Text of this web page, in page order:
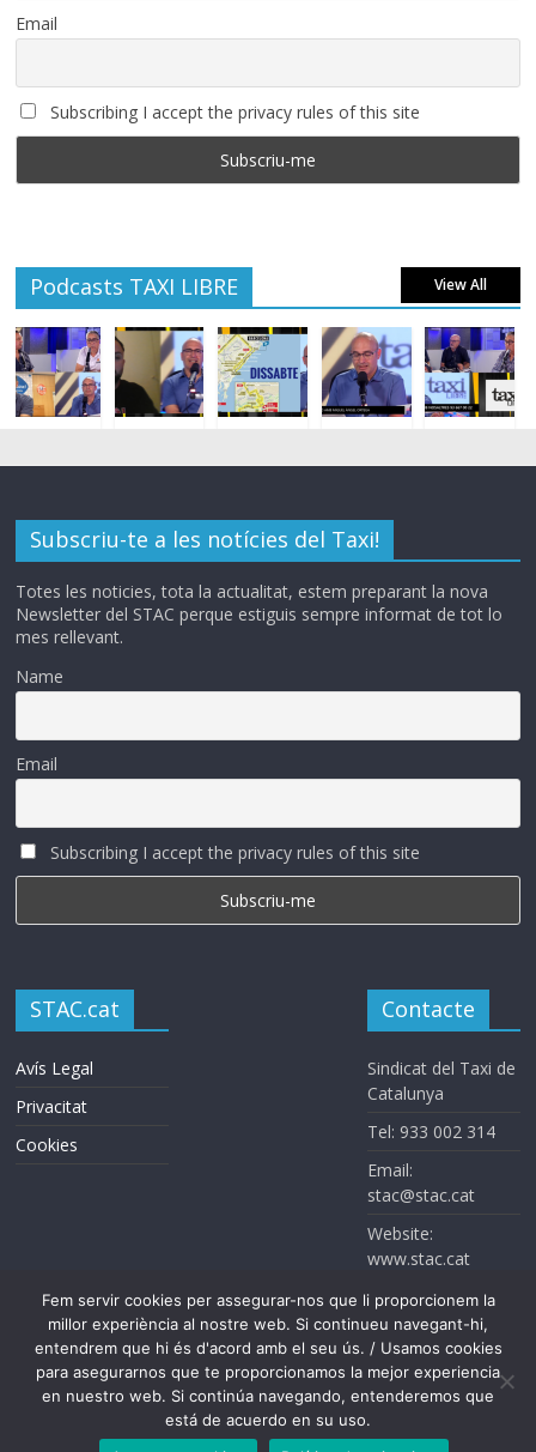
Email
Subscribing I accept the privacy rules of this site
Podcasts TAXI LIBRE View All
Subscriu-te a les notícies del Taxi!
Totes les noticies, tota la actualitat, estem preparant la nova
Newsletter del STAC perque estiguis sempre informat de tot lo
mes rellevant.
Name
Email
Subscribing I accept the privacy rules of this site
STAC.cat
Avís Legal
Privacitat
Cookies
Contacte
Sindicat del Taxi de
Catalunya
Tel: 933 002 314
Email:
stac@stac.cat
Website:
www.stac.cat
Sindicat del Taxi de Catalunya. Todos los derechos reservados
Fem servir cookies per assegurar-nos que li proporcionem la
millor experiència al nostre web. Si continueu navegant-hi,
entendrem que hi és d'acord amb el seu ús. / Usamos cookies
para asegurarnos que te proporcionamos la mejor experiencia
en nuestro web. Si continúa navegando, entenderemos que
está de acuerdo en su uso.